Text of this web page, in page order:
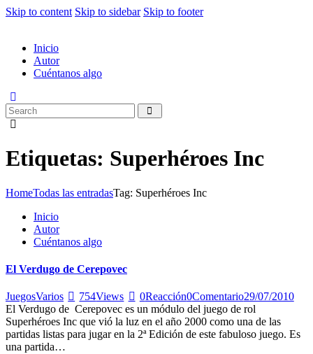
Skip to content Skip to sidebar Skip to footer
Inicio
Autor
Cuéntanos algo
Etiquetas: Superhéroes Inc
HomeTodas las entradasTag: Superhéroes Inc
Inicio
Autor
Cuéntanos algo
El Verdugo de Cerepovec
JuegosVarios 754Views 0Reacción0Comentario29/07/2010
El Verdugo de Cerepovec es un módulo del juego de rol
Superhéroes Inc que vió la luz en el año 2000 como una de las
partidas listas para jugar en la 2ª Edición de este fabuloso juego. Es
una partida…